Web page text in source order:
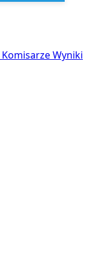
KomisarzeWyniki